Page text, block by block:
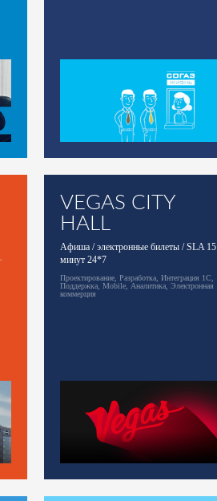
VEGAS CITY
HALL
Афиша / электронные билеты / SLA 15
минут 24*7
Проектирование, Разработка, Интеграция 1С,
Поддержка, Mobile, Аналитика, Электронная
коммерция